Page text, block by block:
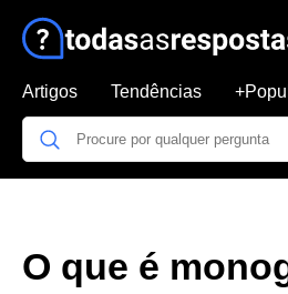
Artigos Tendências
O que é